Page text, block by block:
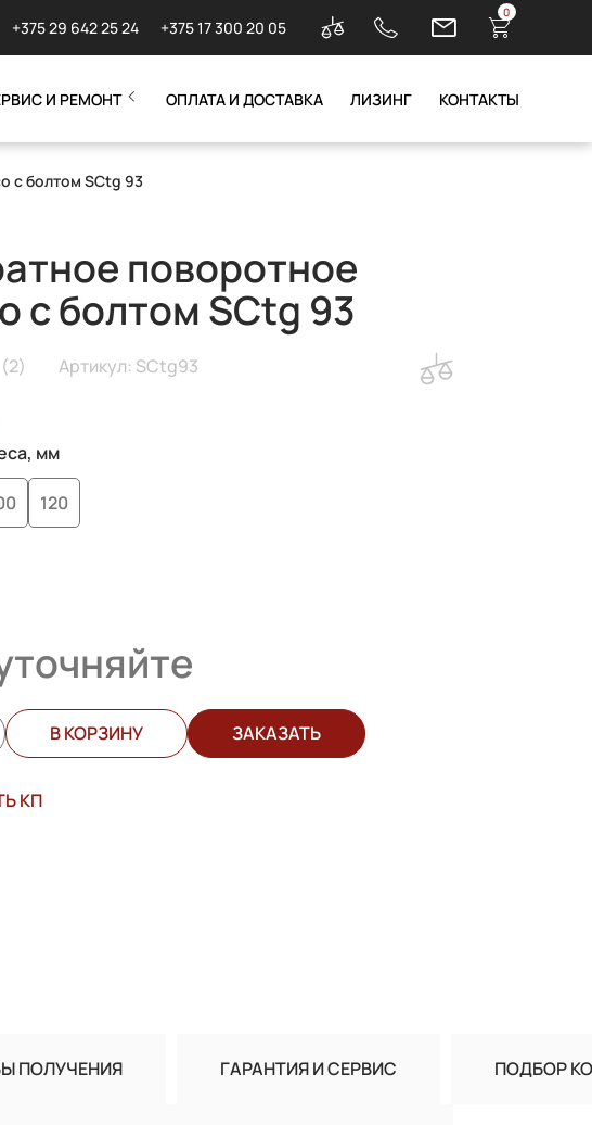
+375 29 642 25 24 +375 17 300 20 05
0
И РЕМОНТ ОПЛАТА И ДОСТАВКА ЛИЗИНГ КОНТАКТЫ
с болтом SCtg 93
поворотное
с болтом SCtg 93
(2) Артикул: SCtg93
мм
120
В КОРЗИНУ ЗАКАЗАТЬ
КП
ПОЛУЧЕНИЯ ГАРАНТИЯ И СЕРВИС ПОДБОР